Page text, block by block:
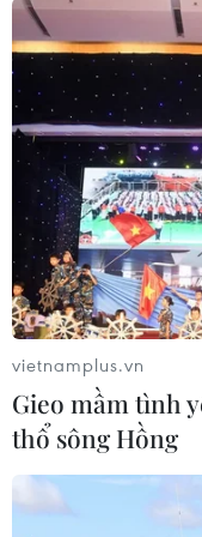
của các cấp,
truyền, vận
nhiệm của nhân
tình trạng trên.
Vừa qua, Tổng
Phú Trọng đã có
chiến sỹ cả nước
tình nguyện.
Trong thư nêu
sức khỏe của
đồng chí, chiến
mạnh, đủ tiêu
hái tham gia hiến
người cùng
để giúp cho mỗi
vietnamplus.vn
Gieo mầm tình
thổ sông Hồng